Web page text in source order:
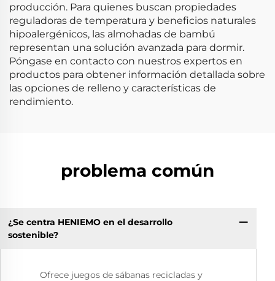
producción. Para quienes buscan propiedades
reguladoras de temperatura y beneficios naturales
hipoalergénicos, las almohadas de bambú
representan una solución avanzada para dormir.
Póngase en contacto con nuestros expertos en
productos para obtener información detallada sobre
las opciones de relleno y características de
rendimiento.
problema común
¿Se centra HENIEMO en el desarrollo
sostenible?
Ofrece juegos de sábanas recicladas y